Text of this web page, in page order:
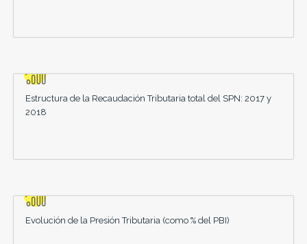
Estructura de la Recaudación Tributaria total del SPN: 2017 y
2018
Evolución de la Presión Tributaria (como % del PBI)